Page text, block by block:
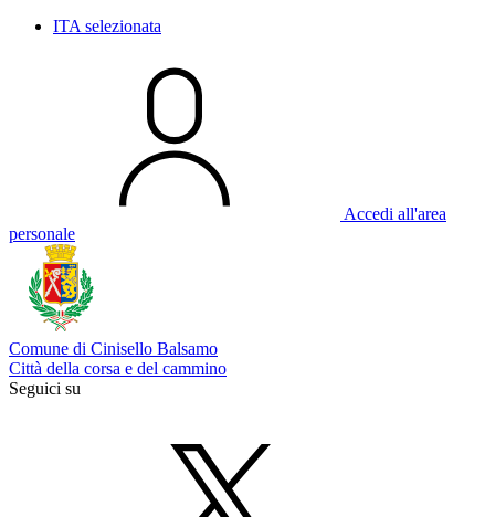
ITA selezionata
Accedi all'area
personale
Comune di Cinisello Balsamo
Città della corsa e del cammino
Seguici su